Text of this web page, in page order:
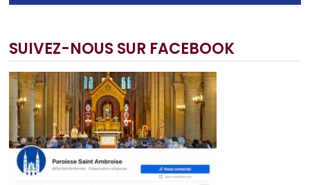
SUIVEZ-NOUS SUR FACEBOOK